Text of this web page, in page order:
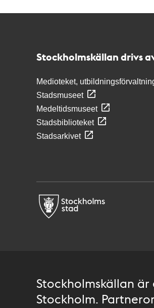
Stockholmskällan drivs
Medioteket,
Stadsmuseet
Medeltidsmuseet
Stadsbiblioteket
Stadsarkivet
Stockholmskällan
Stockholm.